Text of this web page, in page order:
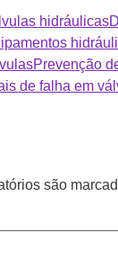
hidráulicas
Prevenção
de falha em
são